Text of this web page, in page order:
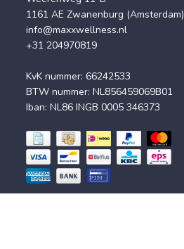
1161 AE Zwanenburg (Amsterdam)
info@maxxwellness.nl
+31 204970819
KvK nummer: 66242533
BTW nummer: NL856459069B01
Iban: NL86 INGB 0005 346373